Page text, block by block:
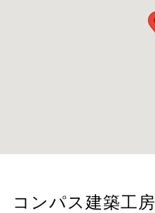
コンパス建築工房